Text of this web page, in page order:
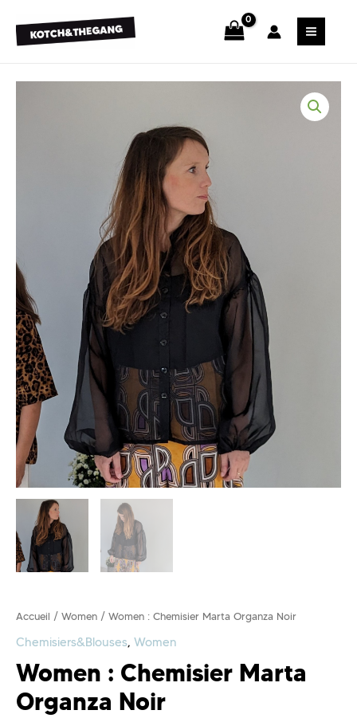
Accueil / Women / Women : Chemisier Marta Organza Noir
Chemisiers&Blouses, Women
Women : Chemisier Marta
Organza Noir